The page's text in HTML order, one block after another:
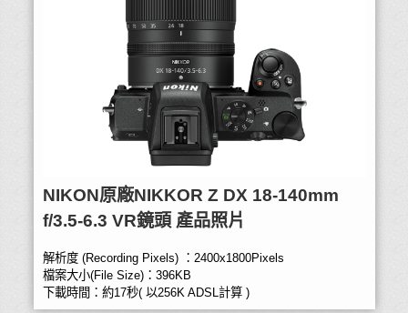
NIKON原廠NIKKOR Z DX 18-140mm
f/3.5-6.3 VR鏡頭 產品照片
解析度 (Recording Pixels) ：2400x1800Pixels
檔案大小(File Size)：396KB
下載時間：約17秒( 以256K ADSL計算 )